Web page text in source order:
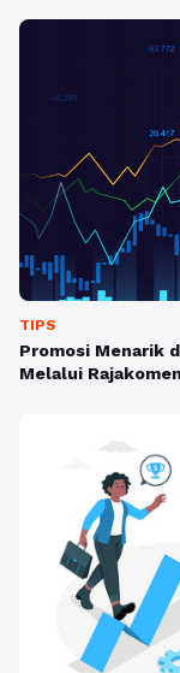
TIPS
Promosi Menarik
Melalui